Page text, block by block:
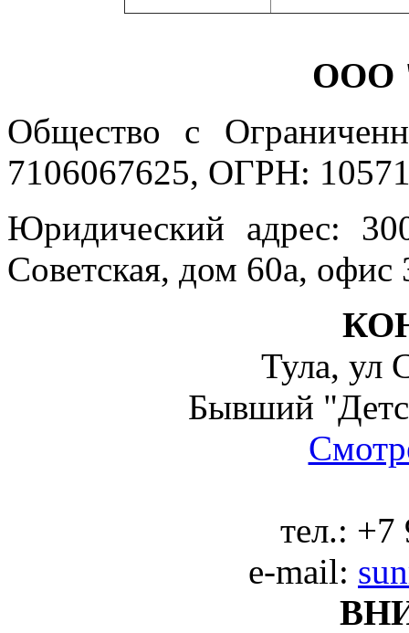
ООО
Общество с
7106067625, ОГРН:
Юридический адрес:
Советская, дом 60а, офис
Тула, ул
Бывший
тел.: +7
e-mail: